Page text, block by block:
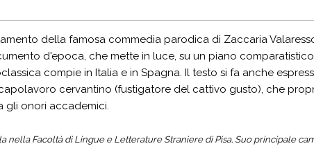
della famosa commedia parodica di Zaccaria
d'epoca, che mette in luce, su un piano
compie in Italia e in Spagna. Il testo si fa anche
cervantino (fustigatore del cattivo gusto), che
gli onori accademici.
nella Facoltà di Lingue e Letterature Straniere di Pisa. Suo principale